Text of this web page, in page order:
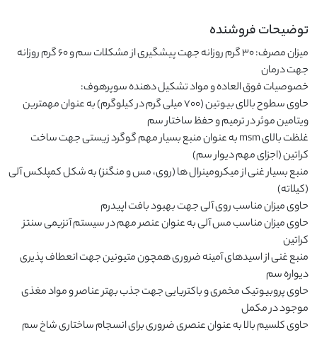
توضیحات فروشنده
حاوی میزان مناسب مس آلی به عنوان عنصر مهم در سیستم آنزیمی سنتز